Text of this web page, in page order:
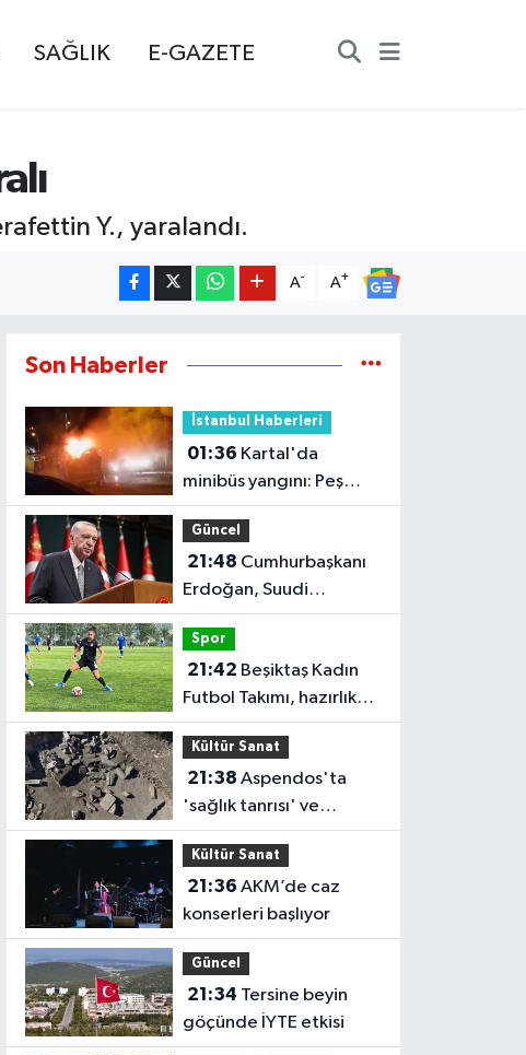
SAĞLIK E-GAZETE
Y., yaralandı.
A- A+
Son Haberler
İstanbul Haberleri
01:36
minibüs yangını: Peş
peşe patlamalar paniğe
neden oldu
Güncel
21:48
Erdoğan, Suudi
Arabistan'ı ziyaret
edecek
Spor
21:42
Futbol Takımı, hazırlık
maçında FOMGET'i 3-1
mağlup etti
Kültür Sanat
21:38
'sağlık tanrısı' ve
oğlunun heykeli bulundu
Kültür Sanat
21:36
konserleri başlıyor
Güncel
21:34
göçünde İYTE etkisi